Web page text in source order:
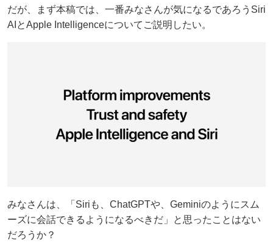
だが、まず本稿では、一番みなさんが気になるであろうSiri
AIとApple Intelligenceについてご説明したい。
みなさんは、「Siriも、ChatGPTや、Geminiのようにスム
ーズに会話できるようになるべきだ」と思ったことはない
だろうか？